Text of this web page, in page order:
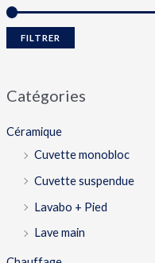
FILTRER
Catégories
Céramique
Cuvette monobloc
Cuvette suspendue
Lavabo + Pied
Lave main